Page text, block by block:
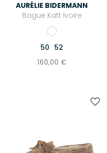
AURÉLIE BIDERMANN
Bague Katt Ivoire
50 52
160,00 €